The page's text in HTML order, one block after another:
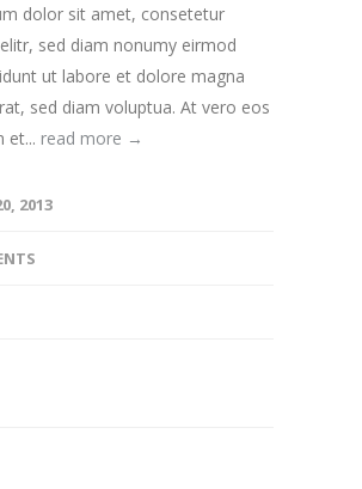
dolor sit amet, consetetur
sed diam nonumy eirmod
ut labore et dolore magna
sed diam voluptua. At vero eos
et... read more →
2013